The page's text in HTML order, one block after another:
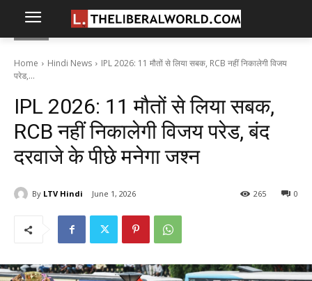
Home Hindi News
IPL 2026: 11 मौतों से लिया सबक, RCB नहीं निकालेगी विजय
परेड,...
IPL 2026: 11 मौतों से लिया सबक,
RCB नहीं निकालेगी विजय परेड, बंद
दरवाजे के पीछे मनेगा जश्न
By LTV Hindi June 1, 2026 0
265